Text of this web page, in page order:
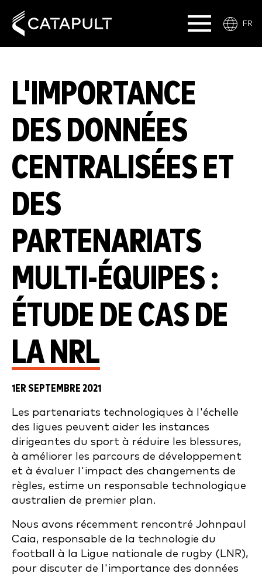
FR
L'IMPORTANCE
DES DONNÉES
CENTRALISÉES ET
DES
PARTENARIATS
MULTI-ÉQUIPES :
ÉTUDE DE CAS DE
LA NRL
1ER SEPTEMBRE 2021
Les partenariats technologiques à l'échelle
des ligues peuvent aider les instances
dirigeantes du sport à réduire les blessures,
à améliorer les parcours de développement
et à évaluer l'impact des changements de
règles, estime un responsable technologique
australien de premier plan.
Nous avons récemment rencontré Johnpaul
Caia, responsable de la technologie du
football à la Ligue nationale de rugby (LNR),
pour discuter de l'importance des données